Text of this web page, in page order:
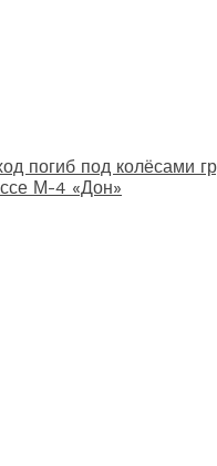
погиб под колёсами
М-4 «Дон»